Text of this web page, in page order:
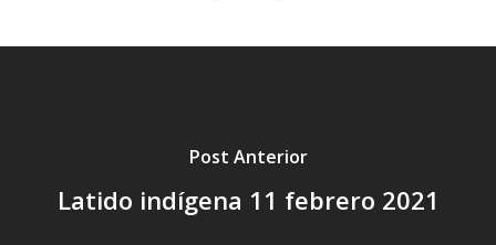
Post Anterior
Latido indígena 11 febrero 2021